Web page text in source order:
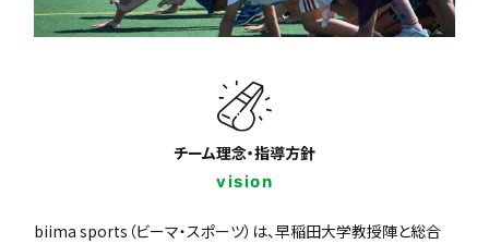
チーム理念・指導方針
vision
biima sports（ビーマ・スポーツ）は、早稲田大学教授陣と総合